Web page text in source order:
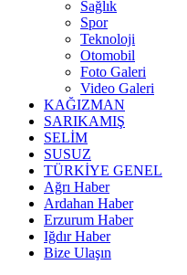
Sağlık
Spor
Teknoloji
Otomobil
Foto Galeri
Video Galeri
KAĞIZMAN
SARIKAMIŞ
SELİM
SUSUZ
TÜRKİYE GENEL
Ağrı Haber
Ardahan Haber
Erzurum Haber
Iğdır Haber
Bize Ulaşın